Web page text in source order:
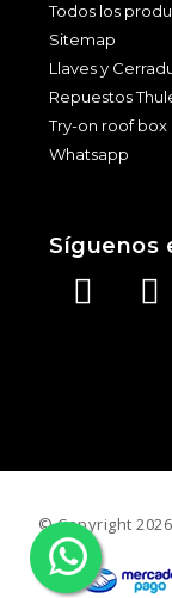
Todos los
Sitemap
Llaves y
Repuestos
Try-on roof box
Whatsapp
Síguenos
©️ Copyright